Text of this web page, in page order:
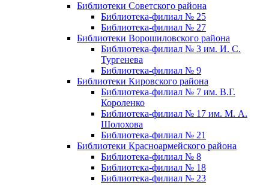
Библиотеки Советского района
Библиотека-филиал № 25
Библиотека-филиал № 27
Библиотеки Ворошиловского района
Библиотека-филиал № 3 им. И. С.
Тургенева
Библиотека-филиал № 9
Библиотеки Кировского района
Библиотека-филиал № 7 им. В.Г.
Короленко
Библиотека-филиал № 17 им. М. А.
Шолохова
Библиотека-филиал № 21
Библиотеки Красноармейского района
Библиотека-филиал № 8
Библиотека-филиал № 18
Библиотека-филиал № 23